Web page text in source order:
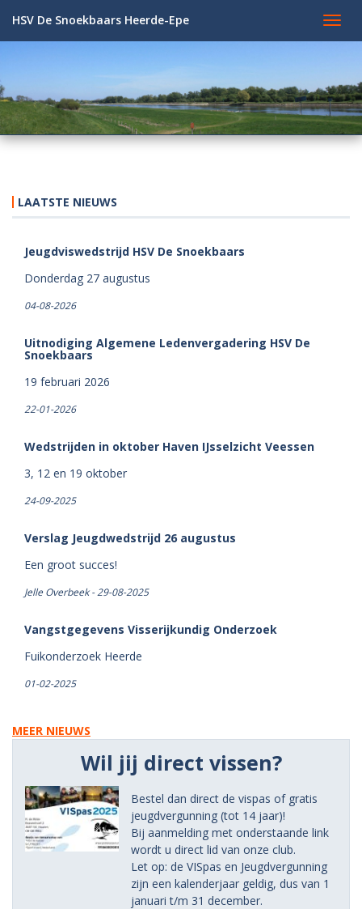
HSV De Snoekbaars Heerde-Epe
LAATSTE NIEUWS
Jeugdviswedstrijd HSV De Snoekbaars
Donderdag 27 augustus
04-08-2026
Uitnodiging Algemene Ledenvergadering HSV De
Snoekbaars
19 februari 2026
22-01-2026
Wedstrijden in oktober Haven IJsselzicht Veessen
3, 12 en 19 oktober
24-09-2025
Verslag Jeugdwedstrijd 26 augustus
Een groot succes!
Jelle Overbeek - 29-08-2025
Vangstgegevens Visserijkundig Onderzoek
Fuikonderzoek Heerde
01-02-2025
MEER NIEUWS
Wil jij direct vissen?
Bestel dan direct de vispas of gratis
jeugdvergunning (tot 14 jaar)!
Bij aanmelding met onderstaande link
wordt u direct lid van onze club.
Let op: de VISpas en Jeugdvergunning
zijn een kalenderjaar geldig, dus van 1
januari t/m 31 december.